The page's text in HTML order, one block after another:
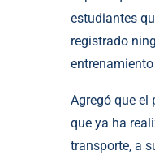
estudiantes
registrado
Agregó que el
que ya ha
transporte, a